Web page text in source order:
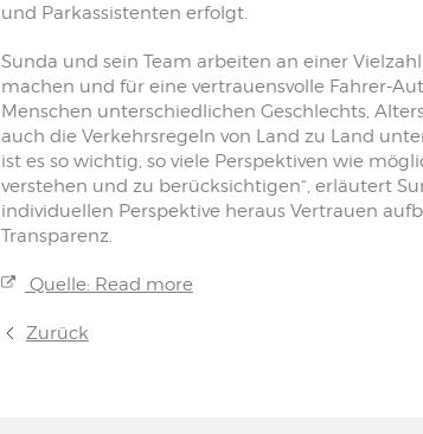
und Parkassistenten erfolgt.
Sunda und sein Team arbeiten an einer
machen und für eine vertrauensvolle Fahrer-
Menschen unterschiedlichen Geschlechts,
auch die Verkehrsregeln von Land zu Land
ist es so wichtig, so viele Perspektiven wie
verstehen und zu berücksichtigen“, erläutert
individuellen Perspektive heraus Vertrauen
Transparenz.
Quelle: Read more
Zurück